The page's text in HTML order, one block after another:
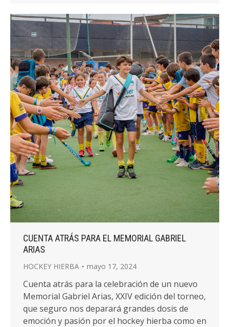
CUENTA ATRÁS PARA EL MEMORIAL GABRIEL
ARIAS
HOCKEY HIERBA mayo 17, 2024
Cuenta atrás para la celebración de un nuevo
Memorial Gabriel Arias, XXIV edición del torneo,
que seguro nos deparará grandes dosis de
emoción y pasión por el hockey hierba como en